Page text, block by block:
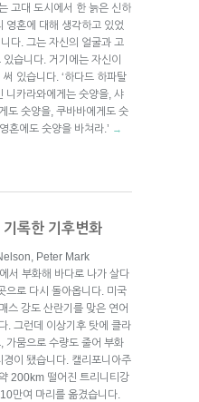
고대 도시에서 한 늙은 신하
영혼에 대해 생각하고 있었
다. 그는 자신의 얼굴과 고
습니다. 거기에는 자신이
있습니다. ‘하다드 하파탈
니카라와에게는 숫양을, 샤
도 숫양을, 쿠바바에게도 숫
혼에도 숫양을 바쳐라.’ →
록한 기후변화
Peter Mark
서 부화해 바다로 나가 살다
으로 다시 돌아옵니다. 미국
스 강도 산란기를 맞은 연어
. 그런데 이상기후 탓에 클라
가뭄으로 수량도 줄어 부화
이 됐습니다. 캘리포니아주
200km 떨어진 트리니티강
만여 마리를 옮겼습니다.